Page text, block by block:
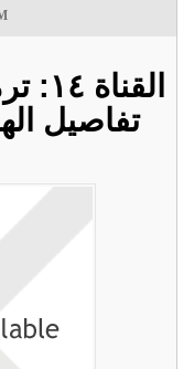
تفاصيل